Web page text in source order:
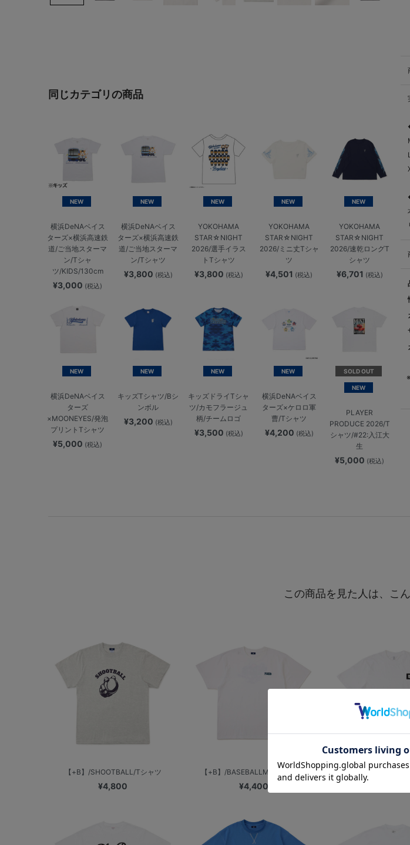
同じカテゴリの商品
NEW
横浜DeNAベイス
ターズ×横浜高速鉄
道/ご当地スターマ
ン/Tシャ
ツ/KIDS/130cm
¥3,000 (税込)
NEW
横浜DeNAベイス
ターズ×横浜高速鉄
道/ご当地スターマ
ン/Tシャツ
¥3,800 (税込)
NEW
YOKOHAMA
STAR☆NIGHT
2026/選手イラス
トTシャツ
¥3,800 (税込)
NEW
YOKOHAMA
STAR☆NIGHT
2026/ミニ丈Tシャ
ツ
¥4,501 (税込)
NEW
YOKOHAMA
STAR☆NIGHT
2026/速乾ロングT
シャツ
¥6,701 (税込)
NEW
横浜DeNAベイス
ターズ
×MOONEYES/発泡
プリントTシャツ
¥5,000 (税込)
NEW
キッズTシャツ/Bシ
ンボル
¥3,200 (税込)
NEW
キッズドライTシャ
ツ/カモフラージュ
柄/チームロゴ
¥3,500 (税込)
NEW
横浜DeNAベイス
ターズ×ケロロ軍
曹/Tシャツ
¥4,200 (税込)
SOLD OUT
NEW
PLAYER
PRODUCE 2026/T
シャツ/#22:入江大
生
¥5,000 (税込)
この商品を見た人は、こ
【+B】/SHOOTBALL/Tシャツ
¥4,800
【+B】/BASEBALLMAN/Tシャツ
¥4,400
YDBロゴシリコンワッ